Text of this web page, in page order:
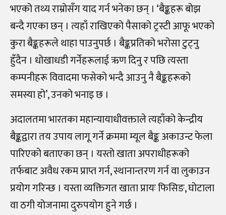
भएको तथ्य राम्रोसँग याद गर्न भनेका छन् । ‘बैङ्कहरू बोझ
बन्दै गएका छन्‌ । त्यहाँ राखिएको पैसाको ट्रस्टी आफू भएको
कुरा बैङ्कहरूले थाहा पाउनुपर्छ । बैङ्कप्रतिको भरोसा टुट्नु
हुँदैन । धोखाधडी गर्नेहरूलाई ऋण दिनु र पछि त्यस्ता
कम्पनीहरू विवादमा फसेको भन्दै आउनु नै बैङ्कहरूको
समस्या हो’, उनको भनाइ छ ।
अदालतमा भारतका महान्यायाधीवक्ताले त्यहाँको केन्द्रीय
बैङ्कद्वारा तय उपाय लागू गर्ने क्रममा म्यूल बैङ्क अकाउन्ट फेला
पारिएको बताएका छन् । यस्तो खाता अपराधीहरूको
तर्फबाट अवैध रकम प्राप्त गर्न, स्थानान्तरण गर्न वा लुकाउन
प्रयोग गरिन्छ । यस्ता व्यक्तिगत खाता प्रायः फिसिङ, घोटाला
वा ठगी योजनामा दुरुपयोग हुने गर्छ ।